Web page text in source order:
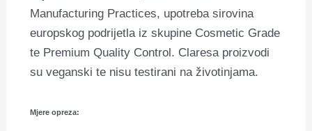
Manufacturing Practices, upotreba sirovina
europskog podrijetla iz skupine Cosmetic Grade
te Premium Quality Control. Claresa proizvodi
su veganski te nisu testirani na životinjama.
Mjere opreza: